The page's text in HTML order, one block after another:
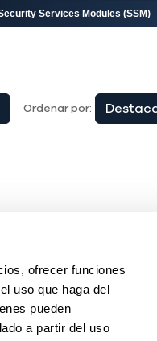
ofrecer funciones
uso que haga del
pueden
a partir del uso
Services Modules (SSM)
Ordenar por: